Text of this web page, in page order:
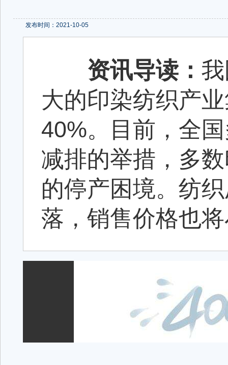
发布时间：2021-10-05
资讯导读：
大的印染纺织产
40%。目前，全
减排的举措，多
的停产困境。纺
落，销售价格也